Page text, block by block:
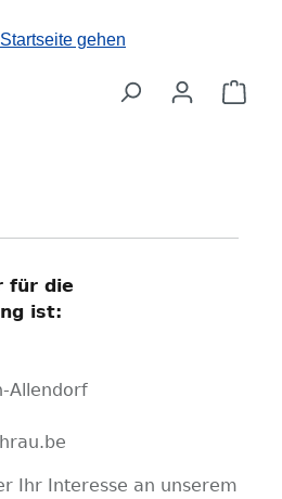
für die
ist:
Allendorf
Ihr Interesse an unserem